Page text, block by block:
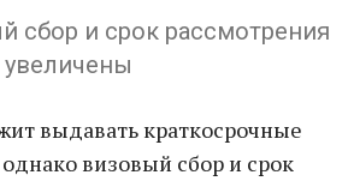
сбор и срок рассмотрения
увеличены
выдавать краткосрочные
визовый сбор и срок